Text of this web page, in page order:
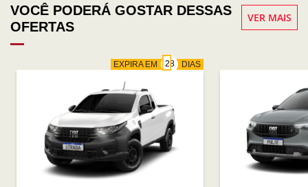
VOCÊ PODERÁ GOSTAR DESSAS
OFERTAS
VER MAIS
EXPIRA EM DIAS